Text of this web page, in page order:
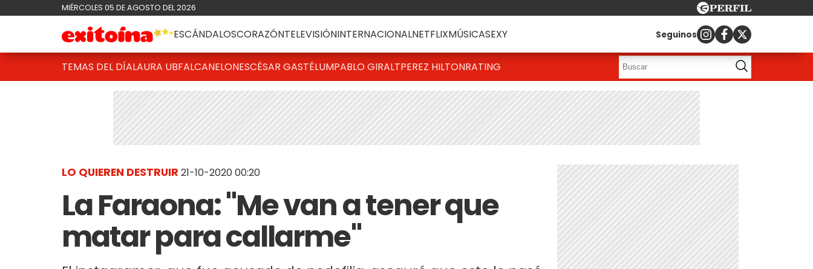
MIÉRCOLES 05 DE AGOSTO DEL 2026
ESCÁNDALOSCORAZÓNTELEVISIÓNINTERNACIONALNETFLIXMÚSICASEXY Seguinos
TEMAS DEL DÍALAURA UBFALCANELONESCÉSAR GASTÉLUMPABLO GIRALTPEREZ HILTONRATING
LO QUIEREN DESTRUIR 21-10-2020 00:20
La Faraona: "Me van a tener que
matar para callarme"